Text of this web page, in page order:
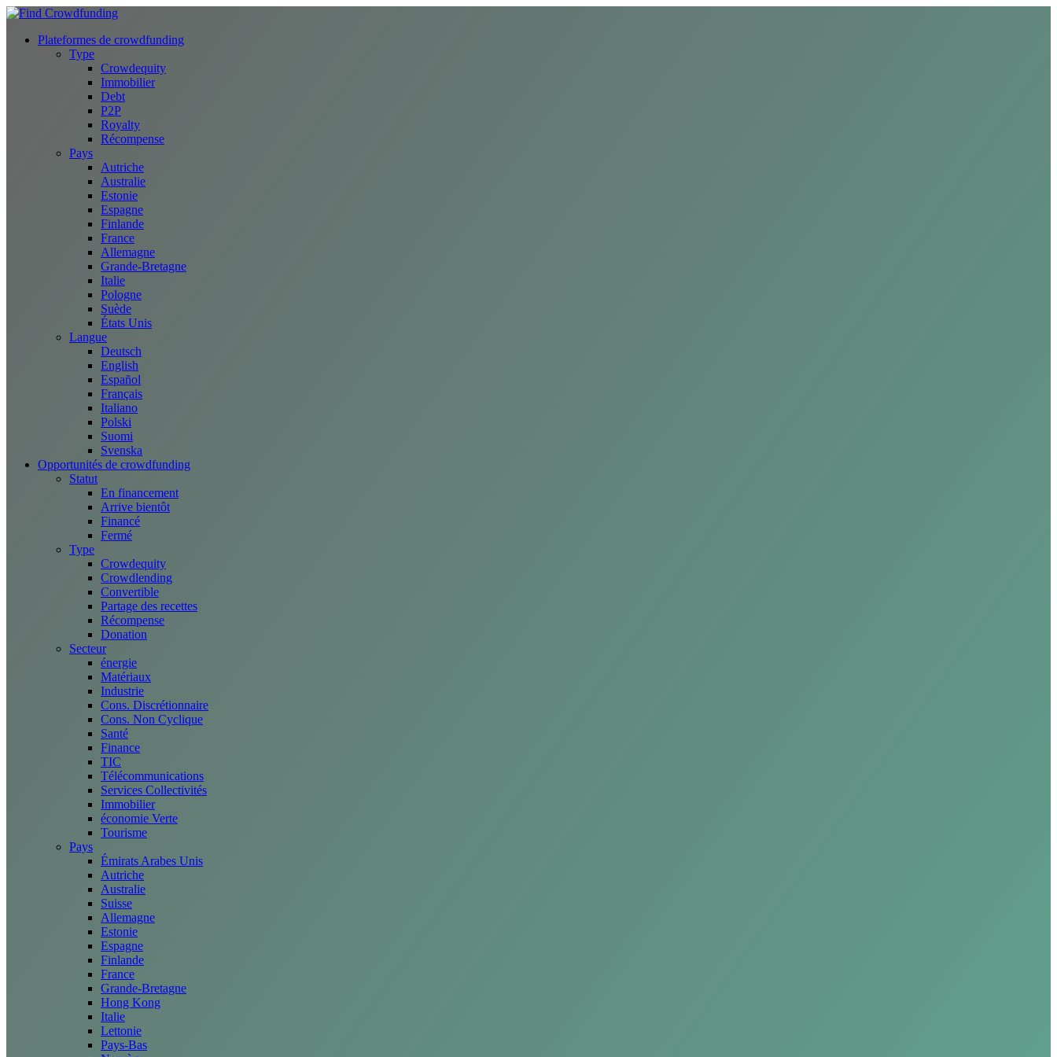
Plateformes de crowdfunding
Type
Crowdequity
Immobilier
Debt
P2P
Royalty
Récompense
Pays
Autriche
Australie
Estonie
Espagne
Finlande
France
Allemagne
Grande-Bretagne
Italie
Pologne
Suède
États Unis
Langue
Deutsch
English
Español
Français
Italiano
Polski
Suomi
Svenska
Opportunités de crowdfunding
Statut
En financement
Arrive bientôt
Financé
Fermé
Type
Crowdequity
Crowdlending
Convertible
Partage des recettes
Récompense
Donation
Secteur
énergie
Matériaux
Industrie
Cons. Discrétionnaire
Cons. Non Cyclique
Santé
Finance
TIC
Télécommunications
Services Collectivités
Immobilier
économie Verte
Tourisme
Pays
Émirats Arabes Unis
Autriche
Australie
Suisse
Allemagne
Estonie
Espagne
Finlande
France
Grande-Bretagne
Hong Kong
Italie
Lettonie
Pays-Bas